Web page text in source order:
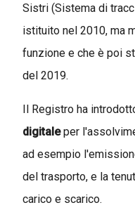
Sistri (Sistema di
istituito nel 2010, ma
funzione e che è poi
del 2019.
Il Registro ha
digitaleper
ad esempio
del trasporto, e la
carico e scarico.